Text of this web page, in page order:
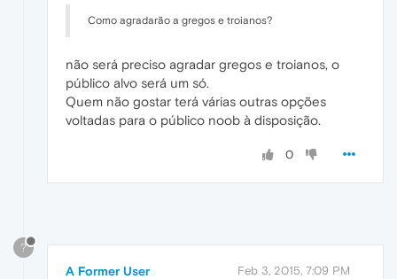
Como agradarão a gregos e troianos?
não será preciso agradar gregos e troianos, o
público alvo será um só.
Quem não gostar terá várias outras opções
voltadas para o público noob à disposição.
0
?
A Former User Feb 3, 2015, 7:09 PM